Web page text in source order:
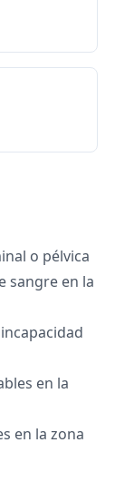
o pélvica
sangre en la
en la
en la zona